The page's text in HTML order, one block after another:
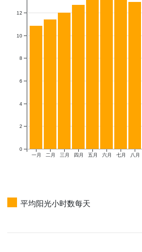
一月 二月 三月 四月 五月 六月 七月 八月
0
2
4
6
8
10
12
平均阳光小时数每天